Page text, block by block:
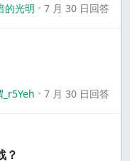
的光明 7 月 30 日回答
7 月 30 日回答
？